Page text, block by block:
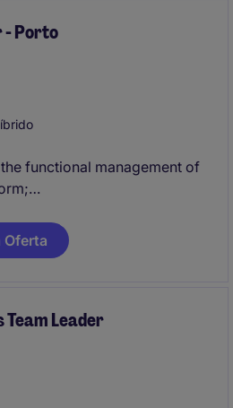
- Porto
functional management of
in line with global
Oferta
Leader